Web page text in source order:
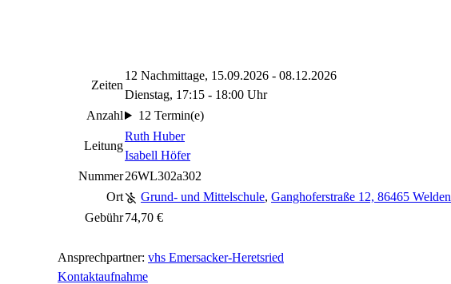
Zeiten
12 Nachmittage, 15.09.2026 - 08.12.2026
Dienstag, 17:15 - 18:00 Uhr
Anzahl
12 Termin(e)
Leitung
Ruth Huber
Isabell Höfer
Nummer26WL302a302
Ort
Grund- und Mittelschule, Ganghoferstraße 12, 86465 Welden
Gebühr74,70 €
Ansprechpartner: vhs Emersacker-Heretsried
Kontaktaufnahme